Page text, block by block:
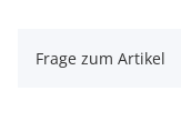
Frage zum Artikel